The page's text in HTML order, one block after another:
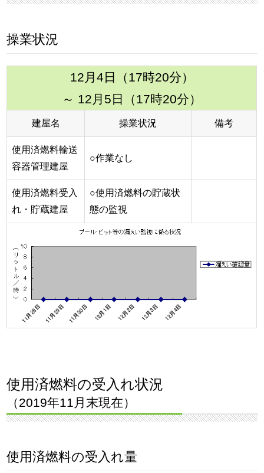
操業状況
12月4日（17時20分）
～ 12月5日（17時20分）
建屋名 操業状況 備考
使用済燃料輸送
容器管理建屋
○作業なし
使用済燃料受入
れ・貯蔵建屋
○使用済燃料の貯蔵状
態の監視
使用済燃料の受入れ状況
（2019年11月末現在）
使用済燃料の受入れ量